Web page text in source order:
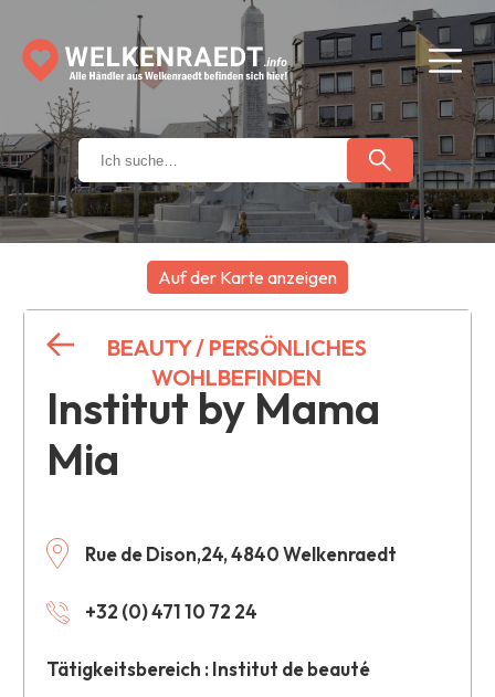
Auf der Karte anzeigen
Institut by Mama
Mia
Rue de Dison,24, 4840 Welkenraedt
+32 (0) 471 10 72 24
Tätigkeitsbereich : Institut de beauté
BEAUTY / PERSÖNLICHES
WOHLBEFINDEN
+
−